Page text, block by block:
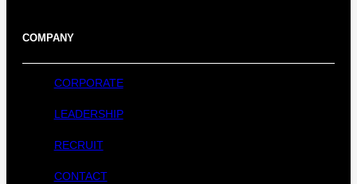
COMPANY
CORPORATE
LEADERSHIP
RECRUIT
CONTACT